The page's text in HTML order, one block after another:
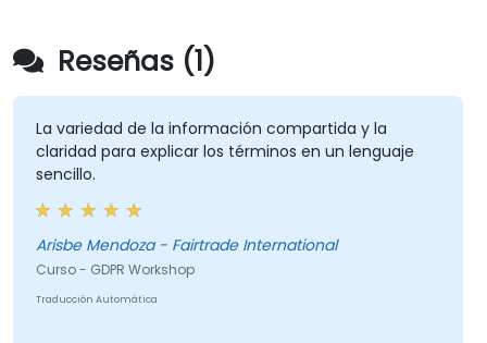
Reseñas (1)
La variedad de la información compartida y la
claridad para explicar los términos en un lenguaje
sencillo.
Arisbe Mendoza - Fairtrade International
Curso - GDPR Workshop
Traducción Automática